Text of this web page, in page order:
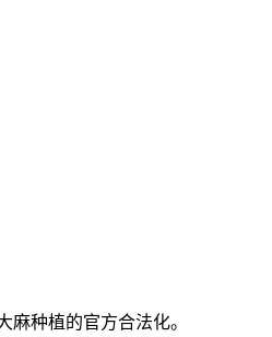
种植的官方合法化。